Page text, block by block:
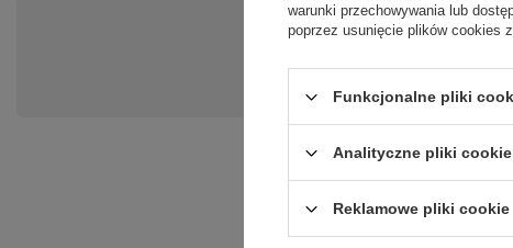
warunki przechowywania lub
poprzez usunięcie plików cookies
Funkcjonalne pliki
Analityczne pliki cookie
Reklamowe pliki cookie